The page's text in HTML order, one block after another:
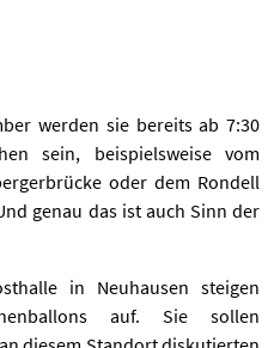
werden sie bereits ab 7:30
sein, beispielsweise vom
oder dem Rondell
genau das ist auch Sinn der
in Neuhausen steigen
auf. Sie sollen